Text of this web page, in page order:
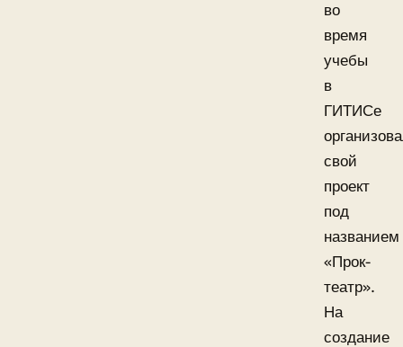
во
время
учебы
в
ГИТИСе
свой
проект
под
названием
«Прок-
театр».
На
создание